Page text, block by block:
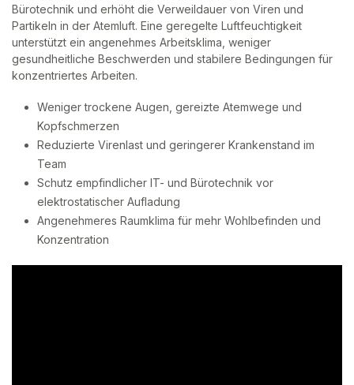
Bürotechnik und erhöht die Verweildauer von Viren und
Partikeln in der Atemluft. Eine geregelte Luftfeuchtigkeit
unterstützt ein angenehmes Arbeitsklima, weniger
gesundheitliche Beschwerden und stabilere Bedingungen für
konzentriertes Arbeiten.
Weniger trockene Augen, gereizte Atemwege und
Kopfschmerzen
Reduzierte Virenlast und geringerer Krankenstand im
Team
Schutz empfindlicher IT- und Bürotechnik vor
elektrostatischer Aufladung
Angenehmeres Raumklima für mehr Wohlbefinden und
Konzentration